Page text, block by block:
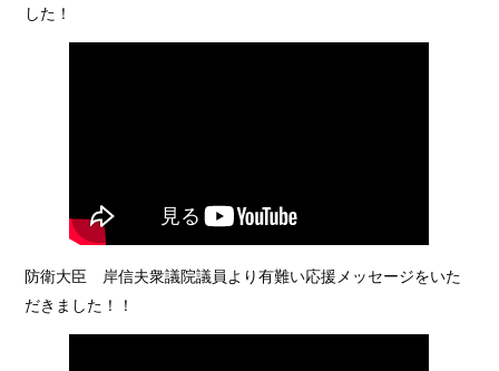
した！
防衛大臣 岸信夫衆議院議員より有難い応援メッセージをいた
だきました！！